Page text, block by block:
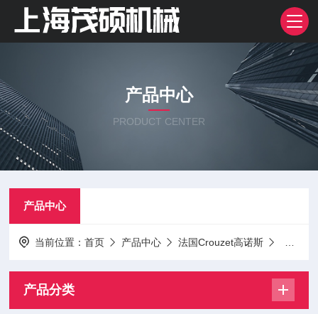
产品中心
PRODUCT CENTER
产品中心
当前位置：首页 产品中心 法国Crouzet高诺斯
产品分类